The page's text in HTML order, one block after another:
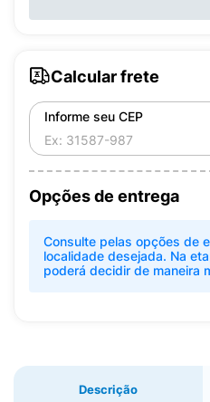
Calcular frete
Informe seu CEP
Opções de entrega
Consulte pelas opções de
localidade desejada. Na
poderá decidir de maneira
Descrição